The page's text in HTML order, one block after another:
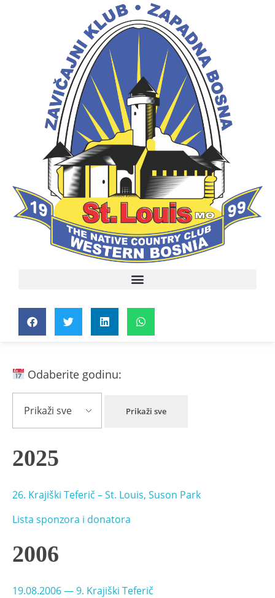
Odaberite godinu:
Prikaži sve
2025
26. Krajiški Teferič – St. Louis, Suson Park
Lista sponzora i donatora
2006
19.08.2006 — 9. Krajiški Teferič